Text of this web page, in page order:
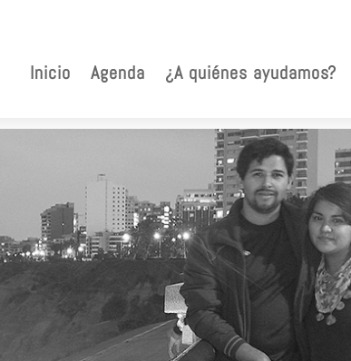
Inicio Agenda ¿A quiénes ayudamos?